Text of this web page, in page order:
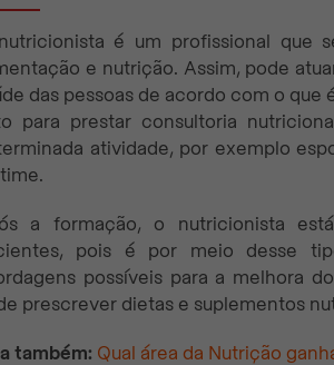
é um profissional que
e nutrição. Assim, pode
das pessoas de acordo com o
para prestar consultoria
atividade, por exemplo
a formação, o nutricionista
pois é por meio desse
possíveis para a melhora
prescrever dietas e suplementos
também: Qual área da Nutrição